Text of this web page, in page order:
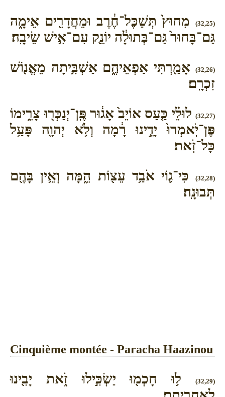
(32,25)
מִחוּץ֙ תְּשַׁכֶּל־חֶ֔רֶב וּמֵחֲדָרִ֖ים אֵימָ֑ה
גַּם־בָּחוּר֙ גַּם־בְּתוּלָ֔ה יוֹנֵ֖ק עִם־אִ֥ישׁ שֵׂיבָֽה׃
(32,26)
אָמַ֖רְתִּי אַפְאֵיהֶ֑ם אַשְׁבִּ֥יתָה מֵאֱנ֖וֹשׁ
זִכְרָֽם׃
(32,27)
לוּלֵ֗י כַּ֤עַס אוֹיֵב֙ אָג֔וּר פֶּֽן־יְנַכְּר֖וּ צָרֵ֑ימוֹ
פֶּן־יֹֽאמְרוּ֙ יָדֵ֣ינוּ רָ֔מָה וְלֹ֥א יְהוָ֖ה פָּעַ֥ל
כָּל־זֹֽאת׃
(32,28)
כִּי־ג֛וֹי אֹבַ֥ד עֵצ֖וֹת הֵ֑מָּה וְאֵ֥ין בָּהֶ֖ם
תְּבוּנָֽה׃
Cinquième montée - Paracha Haazinou
(32,29)
ל֥וּ חָכְמ֖וּ יַשְׂכִּ֣ילוּ זֹ֑את יָבִ֖ינוּ